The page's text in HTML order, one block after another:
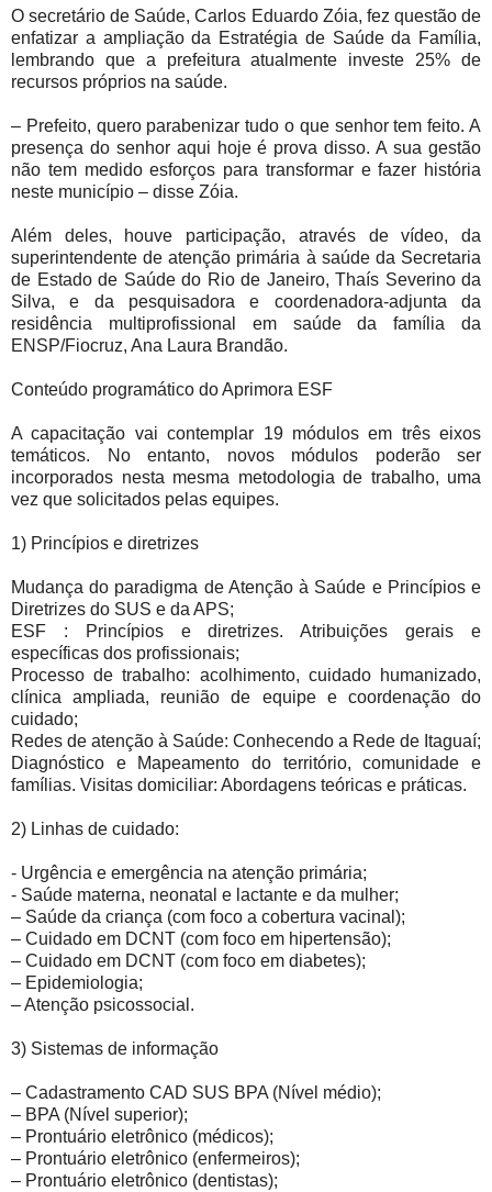
O secretário de Saúde, Carlos Eduardo Zóia, fez questão de
enfatizar a ampliação da Estratégia de Saúde da Família,
lembrando que a prefeitura atualmente investe 25% de
recursos próprios na saúde.
– Prefeito, quero parabenizar tudo o que senhor tem feito. A
presença do senhor aqui hoje é prova disso. A sua gestão
não tem medido esforços para transformar e fazer história
neste município – disse Zóia.
Além deles, houve participação, através de vídeo, da
superintendente de atenção primária à saúde da Secretaria
de Estado de Saúde do Rio de Janeiro, Thaís Severino da
Silva, e da pesquisadora e coordenadora-adjunta da
residência multiprofissional em saúde da família da
ENSP/Fiocruz, Ana Laura Brandão.
Conteúdo programático do Aprimora ESF
A capacitação vai contemplar 19 módulos em três eixos
temáticos. No entanto, novos módulos poderão ser
incorporados nesta mesma metodologia de trabalho, uma
vez que solicitados pelas equipes.
1) Princípios e diretrizes
Mudança do paradigma de Atenção à Saúde e Princípios e
Diretrizes do SUS e da APS;
ESF : Princípios e diretrizes. Atribuições gerais e
específicas dos profissionais;
Processo de trabalho: acolhimento, cuidado humanizado,
clínica ampliada, reunião de equipe e coordenação do
cuidado;
Redes de atenção à Saúde: Conhecendo a Rede de Itaguaí;
Diagnóstico e Mapeamento do território, comunidade e
famílias. Visitas domiciliar: Abordagens teóricas e práticas.
2) Linhas de cuidado:
- Urgência e emergência na atenção primária;
- Saúde materna, neonatal e lactante e da mulher;
– Saúde da criança (com foco a cobertura vacinal);
– Cuidado em DCNT (com foco em hipertensão);
– Cuidado em DCNT (com foco em diabetes);
– Epidemiologia;
– Atenção psicossocial.
3) Sistemas de informação
– Cadastramento CAD SUS BPA (Nível médio);
– BPA (Nível superior);
– Prontuário eletrônico (médicos);
– Prontuário eletrônico (enfermeiros);
– Prontuário eletrônico (dentistas);